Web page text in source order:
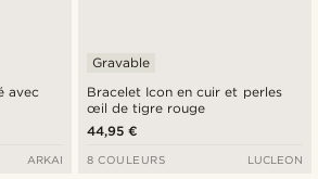
ARKAI
Bracelet Icon en cuir et perles
œil de tigre rouge
Gravable
44,95 €
8 COULEURS LUCLEON